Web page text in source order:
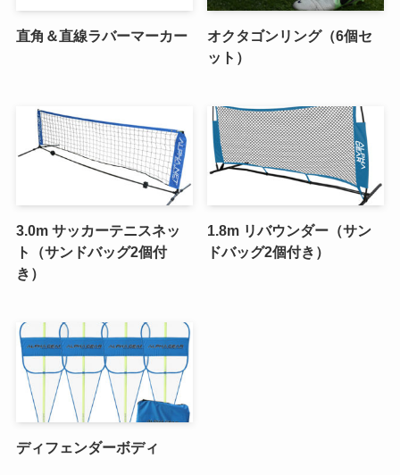
直角＆直線ラバーマーカー
オクタゴンリング（6個セ
ット）
3.0m サッカーテニスネッ
ト（サンドバッグ2個付
き）
1.8m リバウンダー（サン
ドバッグ2個付き）
ディフェンダーボディ